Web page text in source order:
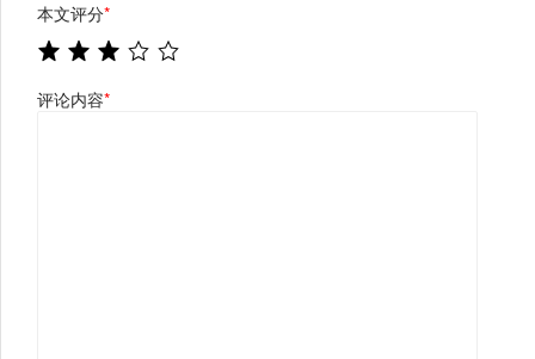
本文评分*
评论内容*